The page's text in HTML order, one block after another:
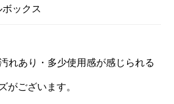
ックス
れあり・多少使用感が感じられる
がございます。